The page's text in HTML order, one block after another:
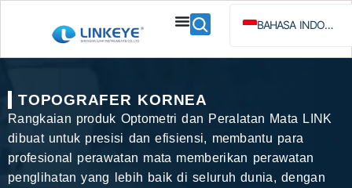
BAHASA INDONESIA
ENGLISH
TOPOGRAFER KORNEA
Rangkaian produk Optometri dan Peralatan Mata LINK
dibuat untuk presisi dan efisiensi, membantu para
profesional perawatan mata memberikan perawatan
penglihatan yang lebih baik di seluruh dunia, dengan